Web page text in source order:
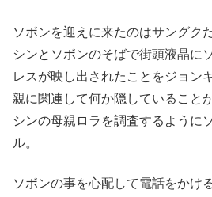
ソボンを迎えに来たのはサングク
シンとソボンのそばで街頭液晶に
レスが映し出されたことをジョン
親に関連して何か隠していること
シンの母親ロラを調査するように
ル。
ソボンの事を心配して電話をかけ